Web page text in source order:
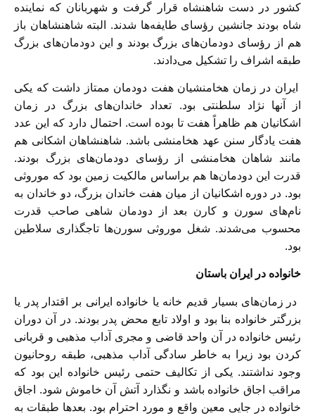
کشور در دست شاهنشاه قرار گرفت و شهربانان که نماینده
شاه بودند جانشین رؤسای طایفه‌ها شدند. البته شاهنشاهان باز
هم از رؤسای دودمان‌های بزرگ بودند و این دودمان‌های بزرگ
طبقه اشراف را تشکیل می‌دادند.
ایران در زمان هخامنشیان هفت دودمان ممتاز داشت که یکی
از آنها نژاد سلطنتی بود. تعداد خاندان‌های بزرگ در زمان
اشکانیان هم ظاهراً هفت‌ تا بوده است. احتمال دارد که این عدد
هفت یادگار سنن عهد هخامنشی باشد. شاهنشاهان اشکانی هم
مانند شاهان هخامنشی از رؤسای دودمان‌های بزرگ بودند.
قدرت این دودمان‌ها هم براساس مالکیت زمین بود که موروثی
بود. در دوره اشکانیان از میان هفت خاندان بزرگ، دو خاندان به
نام‌های سورن و کارن بعد از دودمان شاهی صاحب قدرت
محسوب می‌شدند. شغل موروثی سورن‌ها تاجگذاری سلاطین
بود.
خانواده در ایران باستان
در زمان‌های بسیار قدیم خانه یا خانواده ایرانی بر اقتدار پدر یا
بزرگتر خانواده بنا بود و اولاد تابع محض پدر بودند. در آن دوران
رئیس خانواده در آن واحد قاضی و مجری آداب مذهبی و قربانی
کردن بود زیرا به خاطر سادگی آداب مذهبی، طبقه روحانیون
وجود نداشتند. یکی از تکالیف حتمی رئیس خانواده این بود که
مراقب اجاق خانواده باشد و نگذارد آتش آن خاموش شود. اجاق
خانواده در جایی معین واقع و مورد احترام بود. بعدها طبقات به